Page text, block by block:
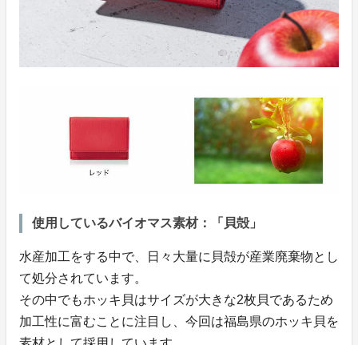
使用しているバイオマス素材：「貝殻」
水産加工をする中で、日々大量に貝殻が産業廃棄物とし
て処分されています。
その中でもホッキ貝はサイズが大きな2枚貝であるため
加工性に富むことに注目し、今回は福島県のホッキ貝を